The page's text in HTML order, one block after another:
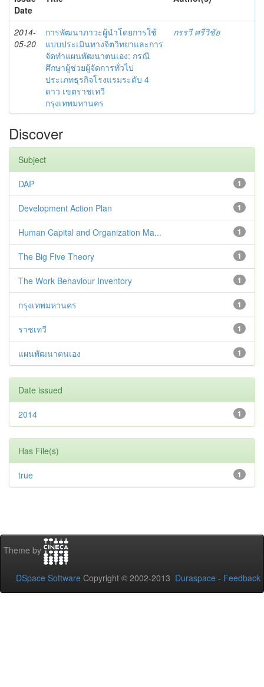
Date
2014-
05-20
การพัฒนาภาวะผู้นำโดยการใช้
แบบประเมินทางจิตวิทยาและการ
จัดทำแผนพัฒนาตนเอง: กรณี
ศึกษาผู้ช่วยผู้จัดการทั่วไป
ประเภทธุรกิจโรงแรมระดับ 4
ดาว เขตราชเทวี
กรุงเทพมหานคร
กรรวี ศรีวิชัย
Discover
Subject
1
DAP
1
Development Action Plan
1
Human Capital and Organization Ma...
1
The Big Five Theory
1
The Work Behaviour Inventory
1
กรุงเทพมหานคร
1
ราชเทวี
1
แผนพัฒนาตนเอง
Date issued
1
2014
Has File(s)
1
true
Theme by
DSpace Software Copyright © 2002-2013 Duraspace - Feedback